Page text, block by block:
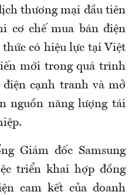
thương mại đầu tiên
cơ chế mua bán điện
có hiệu lực tại Việt
mới trong quá trình
cạnh tranh và mở
nguồn năng lượng tái
Giám đốc Samsung
triển khai hợp đồng
cam kết của doanh